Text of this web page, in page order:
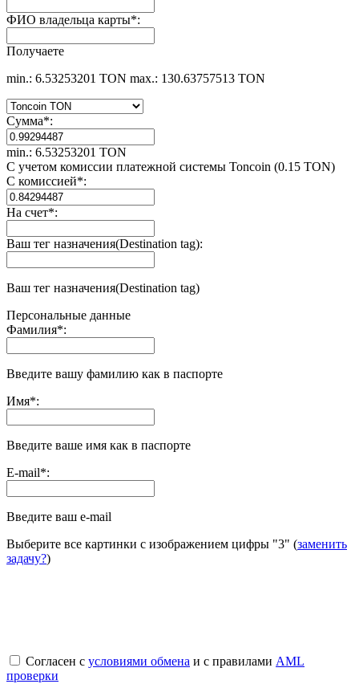
ФИО владельца карты*:
Получаете
min.: 6.53253201 TON max.: 130.63757513 TON
Сумма*:
min.: 6.53253201 TON
С учетом комиссии платежной системы Toncoin (0.15 TON)
С комиссией*:
На счет*:
Ваш тег назначения(Destination tag):
Ваш тег назначения(Destination tag)
Персональные данные
Фамилия*:
Введите вашу фамилию как в паспорте
Имя*:
Введите ваше имя как в паспорте
E-mail*:
Введите ваш e-mail
Выберите все картинки с изображением цифры "3" (заменить
задачу?)
Согласен с условиями обмена и с правилами AML
проверки